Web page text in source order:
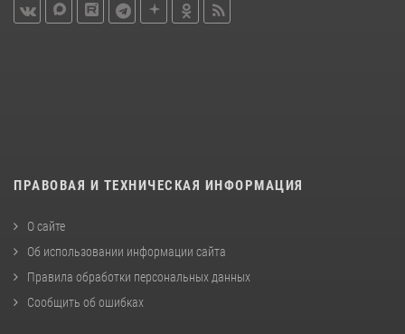
ПРАВОВАЯ И ТЕХНИЧЕСКАЯ ИНФОРМАЦИЯ
О сайте
Об использовании информации сайта
Правила обработки персональных данных
Сообщить об ошибках